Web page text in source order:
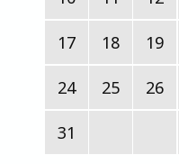
17 18 19
24 25 26
31